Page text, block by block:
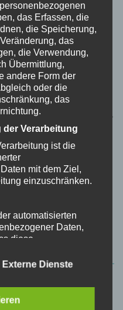
in diesem
Kommentar
zur Kenntnis
das Erfassen, die
die Speicherung,
das
die Verwendung,
Übermittlung,
andere Form der
oder die
das
Verarbeitung
ist die
mit dem Ziel,
einzuschränken.
automatisierten
Daten,
diese
persönliche Aspekte,
insbesondere, um
Externe Dienste